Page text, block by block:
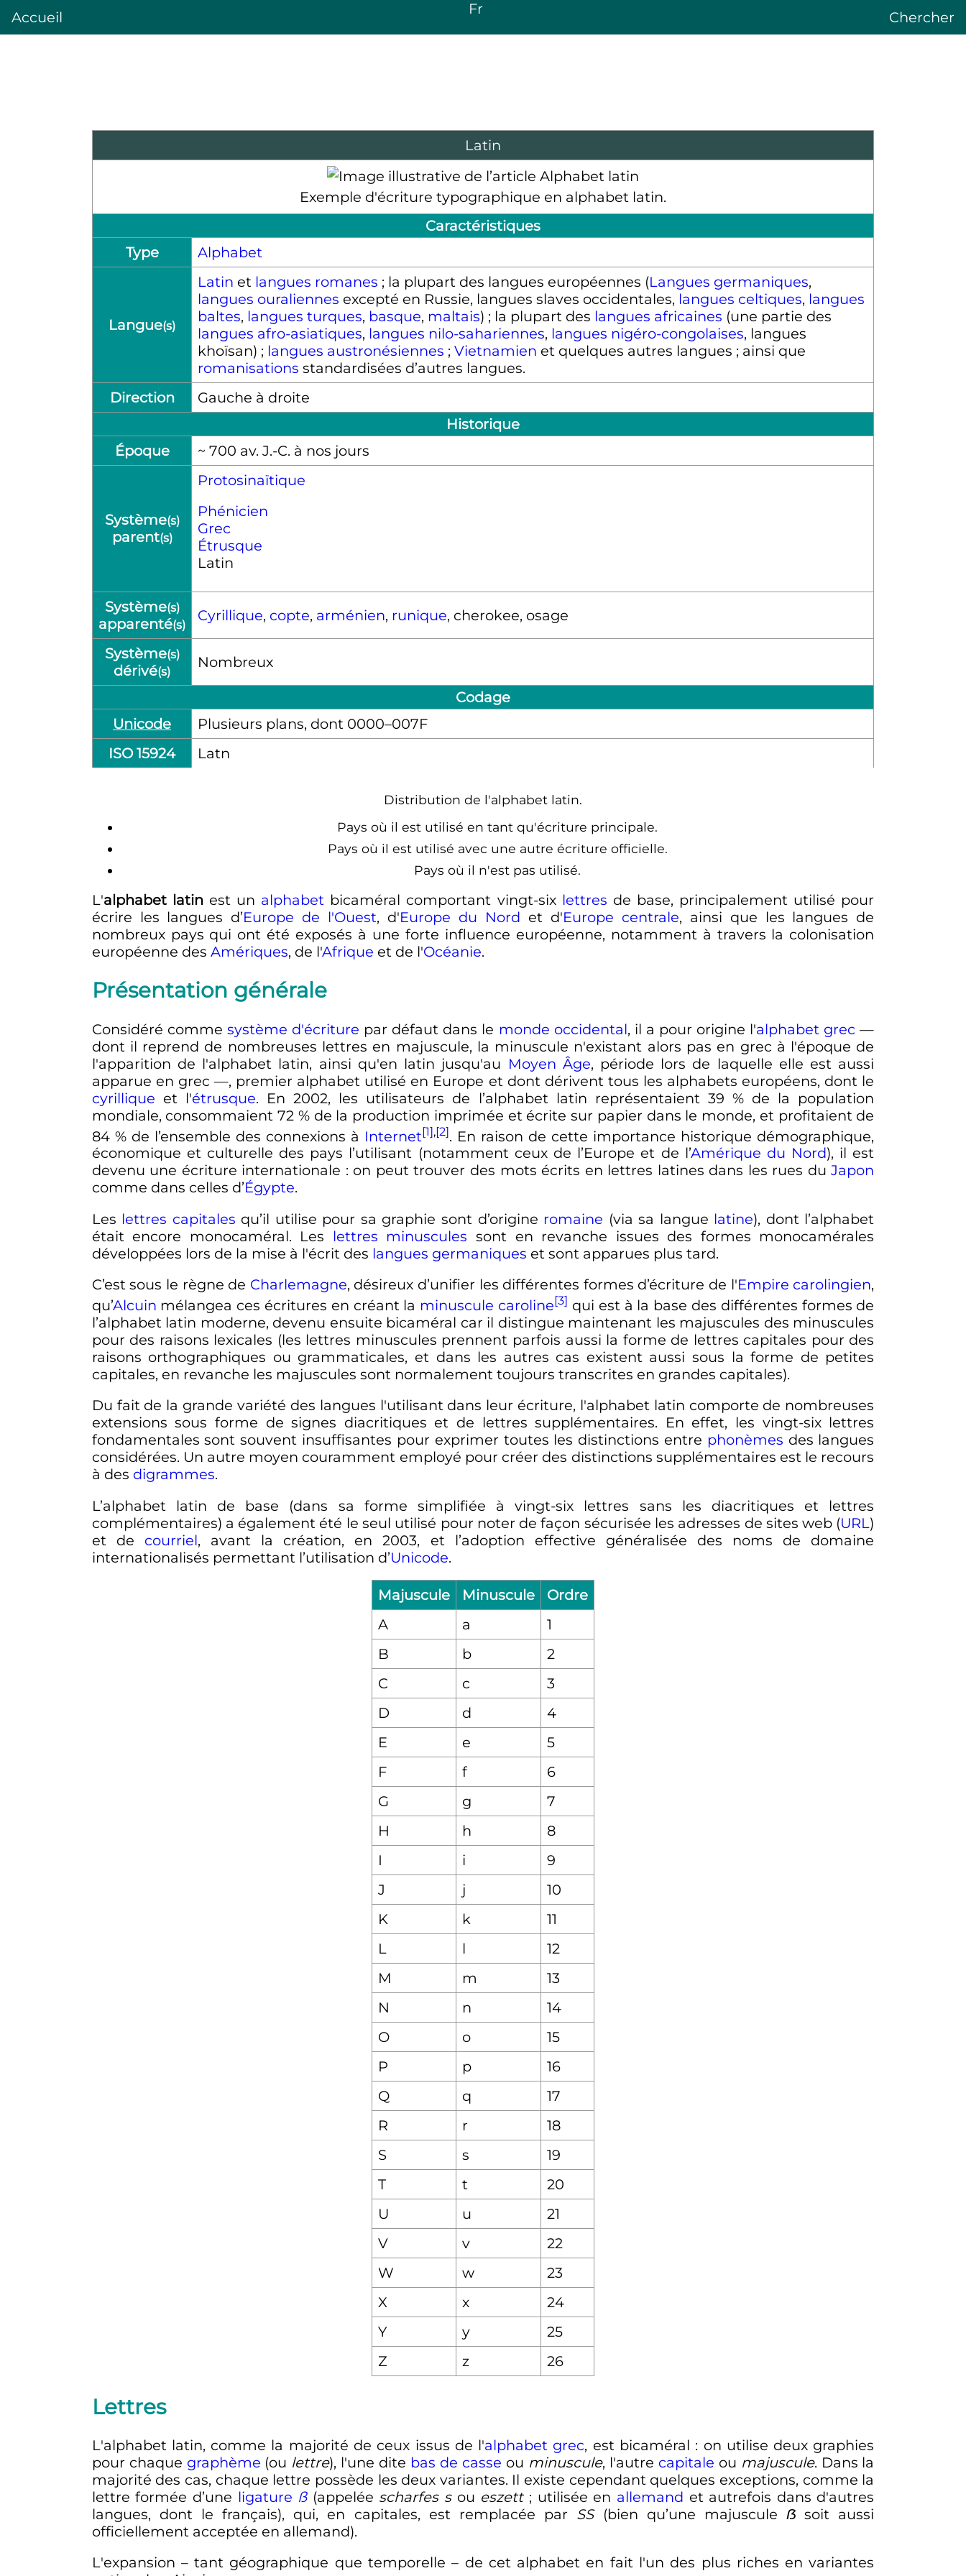
Accueil Fr Chercher
Latin
Exemple d'écriture typographique en alphabet latin.
Caractéristiques
Type
Alphabet
Langue(s)
Latin et langues romanes ; la plupart des langues européennes (Langues germaniques,
langues ouraliennes excepté en Russie, langues slaves occidentales, langues celtiques, langues
baltes, langues turques, basque, maltais) ; la plupart des langues africaines (une partie des
langues afro-asiatiques, langues nilo-sahariennes, langues nigéro-congolaises, langues
khoïsan) ; langues austronésiennes ; Vietnamien et quelques autres langues ; ainsi que
romanisations standardisées d’autres langues.
Direction
Gauche à droite
Historique
Époque
~ 700 av. J.-C. à nos jours
Système(s)
parent(s)
Protosinaïtique
Phénicien
Grec
Étrusque
Latin
Système(s)
apparenté(s)
Cyrillique, copte, arménien, runique, cherokee, osage
Système(s)
dérivé(s)
Nombreux
Codage
Unicode
Plusieurs plans, dont 0000–007F
ISO 15924
Latn
Distribution de l'alphabet latin.
Pays où il est utilisé en tant qu'écriture principale.
Pays où il est utilisé avec une autre écriture officielle.
Pays où il n'est pas utilisé.
L'alphabet latinest un alphabet bicaméral comportant vingt-six lettres de base, principalement utilisé pour
écrire les langues d’Europe de l'Ouest, d'Europe du Nord et d'Europe centrale, ainsi que les langues de
nombreux pays qui ont été exposés à une forte influence européenne, notamment à travers la colonisation
européenne des Amériques, de l'Afrique et de l'Océanie.
Présentation générale
Considéré comme système d'écriture par défaut dans le monde occidental, il a pour origine l'alphabet grec —
dont il reprend de nombreuses lettres en majuscule, la minuscule n'existant alors pas en grec à l'époque de
l'apparition de l'alphabet latin, ainsi qu'en latin jusqu'au Moyen Âge, période lors de laquelle elle est aussi
apparue en grec —, premier alphabet utilisé en Europe et dont dérivent tous les alphabets européens, dont le
cyrillique et l'étrusque. En 2002, les utilisateurs de l’alphabet latin représentaient 39 % de la population
mondiale, consommaient 72 % de la production imprimée et écrite sur papier dans le monde, et profitaient de
84 % de l’ensemble des connexions à Internet[1],[2]. En raison de cette importance historique démographique,
économique et culturelle des pays l’utilisant (notamment ceux de l’Europe et de l’Amérique du Nord), il est
devenu une écriture internationale : on peut trouver des mots écrits en lettres latines dans les rues duJapon
comme dans celles d’Égypte.
Les lettres capitales qu’il utilise pour sa graphie sont d’origine romaine (via sa langue latine), dont l’alphabet
était encore monocaméral. Les lettres minuscules sont en revanche issues des formes monocamérales
développées lors de la mise à l'écrit des langues germaniques et sont apparues plus tard.
C’est sous le règne de Charlemagne, désireux d’unifier les différentes formes d’écriture de l'Empire carolingien,
qu’Alcuin mélangea ces écritures en créant la minuscule caroline[3] qui est à la base des différentes formes de
l’alphabet latin moderne, devenu ensuite bicaméral car il distingue maintenant les majuscules des minuscules
pour des raisons lexicales (les lettres minuscules prennent parfois aussi la forme de lettres capitales pour des
raisons orthographiques ou grammaticales, et dans les autres cas existent aussi sous la forme de petites
capitales, en revanche les majuscules sont normalement toujours transcrites en grandes capitales).
Du fait de la grande variété des langues l'utilisant dans leur écriture, l'alphabet latin comporte de nombreuses
extensions sous forme de signes diacritiques et de lettres supplémentaires. En effet, les vingt-six lettres
fondamentales sont souvent insuffisantes pour exprimer toutes les distinctions entre phonèmes des langues
considérées. Un autre moyen couramment employé pour créer des distinctions supplémentaires est le recours
à des digrammes.
L’alphabet latin de base (dans sa forme simplifiée à vingt-six lettres sans les diacritiques et lettres
complémentaires) a également été le seul utilisé pour noter de façon sécurisée les adresses de sites web (URL)
et de courriel, avant la création, en 2003, et l’adoption effective généralisée des noms de domaine
internationalisés permettant l’utilisation d’Unicode.
Majuscule Minuscule
Ordre
A
a
1
B
b
2
C
c
3
D
d
4
E
e
5
F
f
6
G
g
7
H
h
8
I
i
9
J
j
10
K
k
11
L
l
12
M
m
13
N
n
14
O
o
15
P
p
16
Q
q
17
R
r
18
S
s
19
T
t
20
U
u
21
V
v
22
W
w
23
X
x
24
Y
y
25
Z
z 26
Lettres
L'alphabet latin, comme la majorité de ceux issus de l'alphabet grec, est bicaméral : on utilise deux graphies
pour chaque graphème (ou lettre), l'une dite bas de casse ou minuscule, l'autre capitale ou majuscule. Dans la
majorité des cas, chaque lettre possède les deux variantes. Il existe cependant quelques exceptions, comme la
lettre formée d’une ligature ß(appelée scharfes sou eszett ; utilisée en allemand et autrefois dans d'autres
langues, dont le français), qui, en capitales, est remplacée par SS(bien qu’une majusculeẞ soit aussi
officiellement acceptée en allemand).
L'expansion – tant géographique que temporelle – de cet alphabet en fait l'un des plus riches en variantes